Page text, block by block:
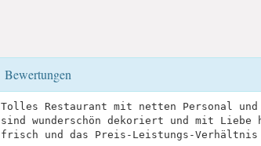
Bewertungen
Tolles Restaurant mit netten Personal
sind wunderschön dekoriert und mit
frisch und das Preis-Leistungs-Verhältnis